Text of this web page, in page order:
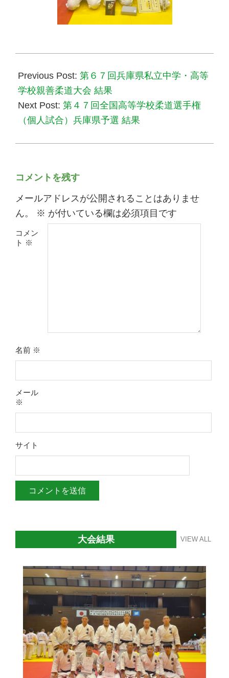
11-
19
Previous Post: 第６７回兵庫県私立中学・高等
学校親善柔道大会 結果
Next Post: 第４７回全国高等学校柔道選手権
（個人試合）兵庫県予選 結果
コメントを残す
メールアドレスが公開されることはありませ
ん。
※ が付いている欄は必須項目です
コメン
ト ※
名前 ※
メール
※
サイト
大会結果 VIEW ALL